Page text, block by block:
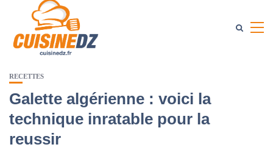
RECETTES
Galette algérienne : voici la
technique inratable pour la
reussir